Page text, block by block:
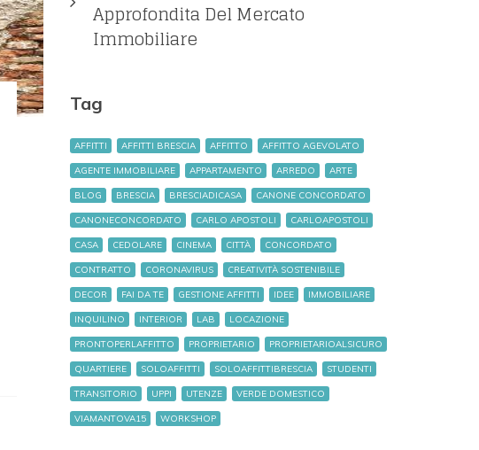
Approfondita Del Mercato
Immobiliare
Tag
AFFITTI AFFITTI BRESCIA AFFITTO AFFITTO AGEVOLATO
AGENTE IMMOBILIARE APPARTAMENTO ARREDO ARTE
BLOG BRESCIA BRESCIADICASA CANONE CONCORDATO
CANONECONCORDATO CARLO APOSTOLI CARLOAPOSTOLI
CASA CEDOLARE CINEMA CITTÀ CONCORDATO
CONTRATTO CORONAVIRUS CREATIVITÀ SOSTENIBILE
DECOR FAI DA TE GESTIONE AFFITTI IDEE IMMOBILIARE
INQUILINO INTERIOR LAB LOCAZIONE
PRONTOPERLAFFITTO PROPRIETARIO PROPRIETARIOALSICURO
QUARTIERE SOLOAFFITTI SOLOAFFITTIBRESCIA STUDENTI
TRANSITORIO UPPI UTENZE VERDE DOMESTICO
VIAMANTOVA15 WORKSHOP